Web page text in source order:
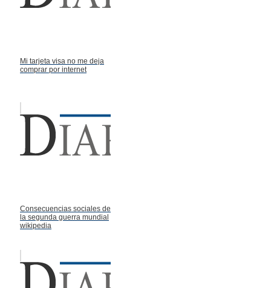
Mi tarjeta visa no me deja
comprar por internet
Consecuencias sociales de
la segunda guerra mundial
wikipedia